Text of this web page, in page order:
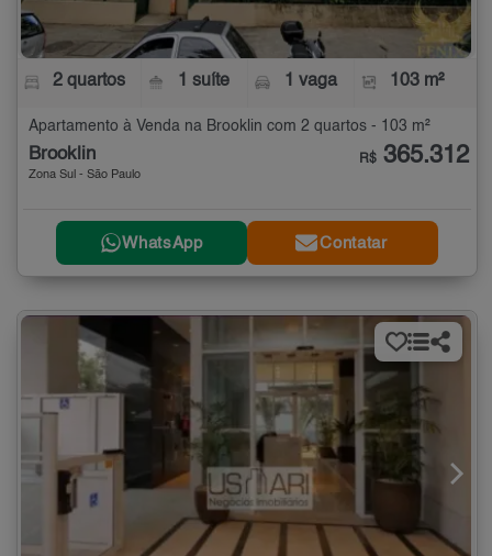
2 quartos 1 suíte 1 vaga 103 m²
Apartamento à Venda na Brooklin com 2 quartos - 103 m²
Brooklin
Zona Sul - São Paulo
R$ 365.312
WhatsApp Contatar